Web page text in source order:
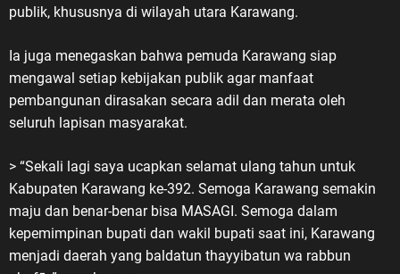
publik, khususnya di wilayah utara Karawang.
Ia juga menegaskan bahwa pemuda Karawang siap
mengawal setiap kebijakan publik agar manfaat
pembangunan dirasakan secara adil dan merata oleh
seluruh lapisan masyarakat.
> “Sekali lagi saya ucapkan selamat ulang tahun untuk
Kabupaten Karawang ke-392. Semoga Karawang semakin
maju dan benar-benar bisa MASAGI. Semoga dalam
kepemimpinan bupati dan wakil bupati saat ini, Karawang
menjadi daerah yang baldatun thayyibatun wa rabbun